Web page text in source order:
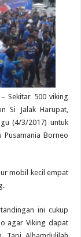
– Sekitar 500 viking
Si Jalak Harupat,
(4/3/2017) untuk
Pusamania Borneo
mobil kecil empat
ini cukup
agar Viking dapat